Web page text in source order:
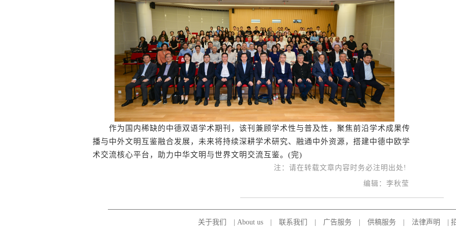
作为国内稀缺的中德双语学术期刊，该刊兼顾学术性与普及性，聚焦前沿学术成果传
播与中外文明互鉴融合发展，未来将持续深耕学术研究、融通中外资源，搭建中德中欧学
术交流核心平台，助力中华文明与世界文明交流互鉴。(完)
注：请在转载文章内容时务必注明出处!
编辑：李秋莹
关于我们 About us| 联系我们 广告服务| 供稿服务| 法律声明